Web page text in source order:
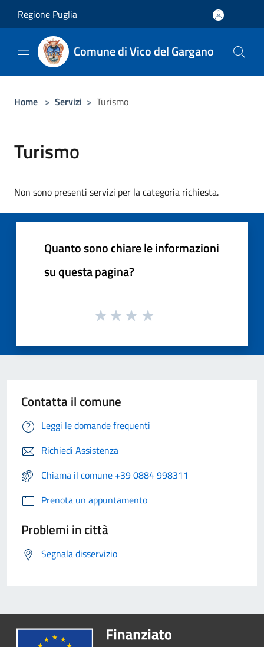
Regione Puglia
Comune di Vico del Gargano
Home > Servizi > Turismo
Turismo
Non sono presenti servizi per la categoria richiesta.
Quanto sono chiare le informazioni
su questa pagina?
Contatta il comune
Leggi le domande frequenti
Richiedi Assistenza
Chiama il comune +39 0884 998311
Prenota un appuntamento
Problemi in città
Segnala disservizio